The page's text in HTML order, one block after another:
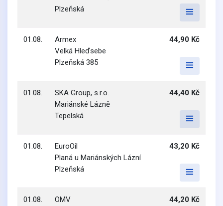
Plzeňská
01.08.
Armex
Velká Hleďsebe
Plzeňská 385
44,90 Kč
01.08.
SKA Group, s.r.o.
Mariánské Lázně
Tepelská
44,40 Kč
01.08.
EuroOil
Planá u Mariánských Lázní
Plzeňská
43,20 Kč
01.08.
OMV
44,20 Kč